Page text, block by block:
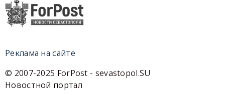
Реклама на сайте
© 2007-2025 ForPost - sevastopol.SU
Новостной портал